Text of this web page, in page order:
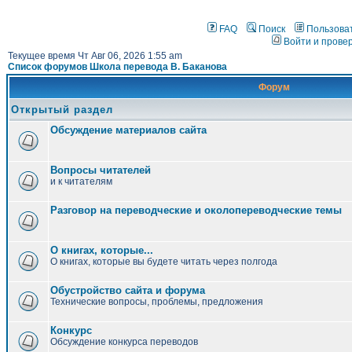
FAQ Поиск
Войти и
Текущее время Чт Авг 06, 2026 1:55 am
Список форумов Школа перевода В. Баканова
Форум
Открытый раздел
Обсуждение материалов сайта
Вопросы читателей
и к читателям
Разговор на переводческие и околопереводческие темы
О книгах, которые...
О книгах, которые вы будете читать через полгода
Обустройство сайта и форума
Технические вопросы, проблемы, предложения
Конкурс
Обсуждение конкурса переводов